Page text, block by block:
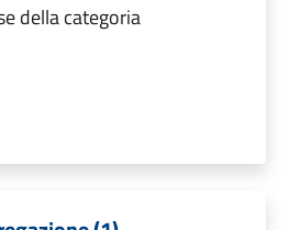
della categoria